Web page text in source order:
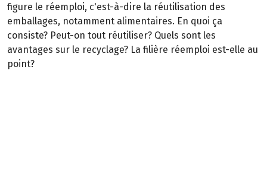
figure le réemploi, c'est-à-dire la réutilisation des
emballages, notamment alimentaires. En quoi ça
consiste? Peut-on tout réutiliser? Quels sont les
avantages sur le recyclage? La filière réemploi est-elle au
point?